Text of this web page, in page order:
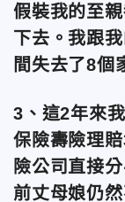
假裝我的至
下去。我跟
間失去了8個
3、這2年來
保險壽險理
險公司直接
前丈母娘仍